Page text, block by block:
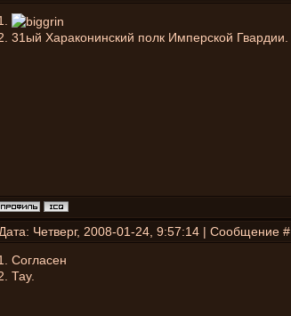
31ый Хараконинский полк Имперской Гвардии.
Дата: Четверг, 2008-01-24, 9:57:14 | Сообщение #
Согласен
Тау.